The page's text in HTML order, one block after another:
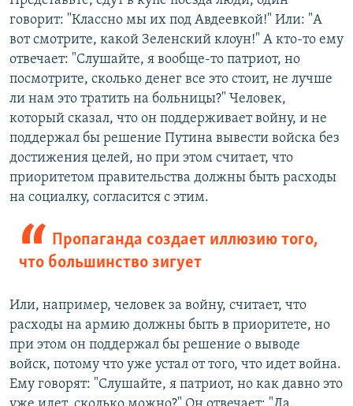
говорит: "Классно мы их под Авдеевкой!" Или: "А
вот смотрите, какой Зеленский клоун!" А кто-то ему
отвечает: "Слушайте, я вообще-то патриот, но
посмотрите, сколько денег все это стоит, не лучше
ли нам это тратить на больницы?" Человек,
который сказал, что он поддерживает войну, и не
поддержал бы решение Путина вывести войска без
достижения целей, но при этом считает, что
приоритетом правительства должны быть расходы
на социалку, согласится с этим.
Пропаганда создает иллюзию того,
что большинство зигует
Или, например, человек за войну, считает, что
расходы на армию должны быть в приоритете, но
при этом он поддержал бы решение о выводе
войск, потому что уже устал от того, что идет война.
Ему говорят: "Слушайте, я патриот, но как давно это